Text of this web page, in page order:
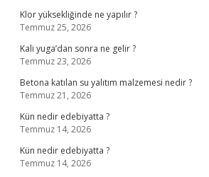
Klor yüksekliğinde ne yapılır ?
Temmuz 25, 2026
Kali yuga’dan sonra ne gelir ?
Temmuz 23, 2026
Betona katılan su yalıtım malzemesi nedir ?
Temmuz 21, 2026
Kün nedir edebiyatta ?
Temmuz 14, 2026
Kün nedir edebiyatta ?
Temmuz 14, 2026